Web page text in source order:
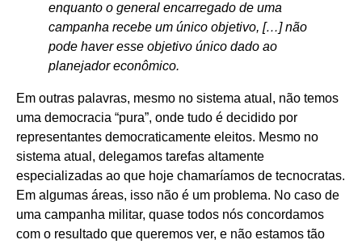
enquanto o general encarregado de uma
campanha recebe um único objetivo, […] não
pode haver esse objetivo único dado ao
planejador econômico.
Em outras palavras, mesmo no sistema atual, não temos
uma democracia “pura”, onde tudo é decidido por
representantes democraticamente eleitos. Mesmo no
sistema atual, delegamos tarefas altamente
especializadas ao que hoje chamaríamos de tecnocratas.
Em algumas áreas, isso não é um problema. No caso de
uma campanha militar, quase todos nós concordamos
com o resultado que queremos ver, e não estamos tão